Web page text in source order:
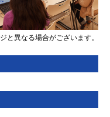
と異なる場合がございます。